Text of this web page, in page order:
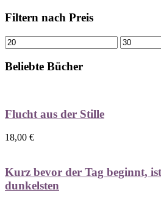
Filtern nach Preis
Min.
Preis
Max.
Preis
Beliebte Bücher
Flucht aus der Stille
18,00 €
Kurz bevor der Tag beginnt,
dunkelsten